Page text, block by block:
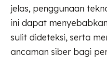
jelas, penggunaan
ini dapat
sulit dideteksi, serta
ancaman siber bagi